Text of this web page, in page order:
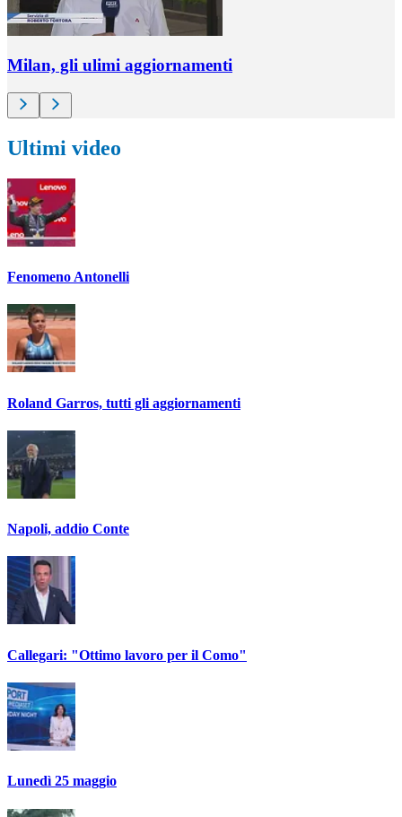
Milan, gli ulimi aggiornamenti
Ultimi video
Fenomeno Antonelli
Roland Garros, tutti gli aggiornamenti
Napoli, addio Conte
Callegari: "Ottimo lavoro per il Como"
Lunedì 25 maggio